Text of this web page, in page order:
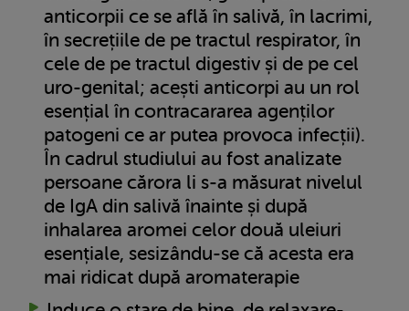
anticorpii ce se află în salivă, în lacrimi,
în secrețiile de pe tractul respirator, în
cele de pe tractul digestiv și de pe cel
uro-genital; acești anticorpi au un rol
esențial în contracararea agenților
patogeni ce ar putea provoca infecții).
În cadrul studiului au fost analizate
persoane cărora li s-a măsurat nivelul
de IgA din salivă înainte și după
inhalarea aromei celor două uleiuri
esențiale, sesizându-se că acesta era
mai ridicat după aromaterapie